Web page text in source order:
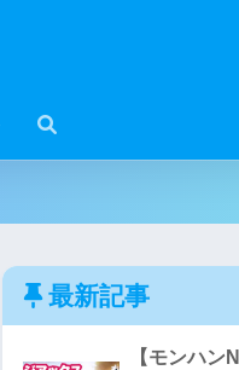
最新記事
【モンハン